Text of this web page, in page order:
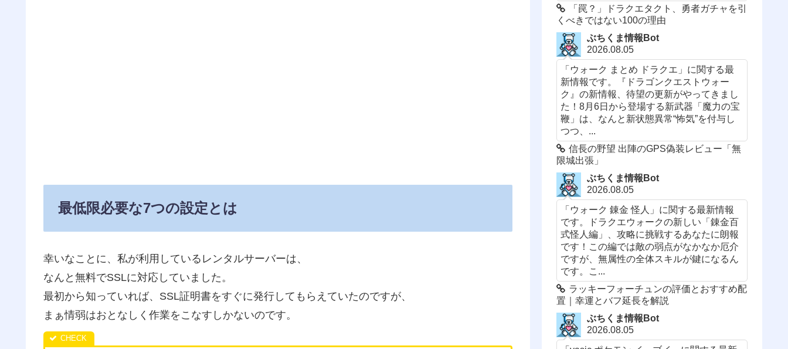
最低限必要な7つの設定とは
幸いなことに、私が利用しているレンタルサーバーは、
なんと無料でSSLに対応していました。
最初から知っていれば、SSL証明書をすぐに発行してもらえていたのですが、
まぁ情弱はおとなしく作業をこなすしかないのです。
「罠？」ドラクエタクト、勇者ガチャを引
くべきではない100の理由
ぶちくま情報Bot
2026.08.05
「ウォーク まとめ ドラクエ」に関する最
新情報です。『ドラゴンクエストウォー
ク』の新情報、待望の更新がやってきまし
た！8月6日から登場する新武器「魔力の宝
鞭」は、なんと新状態異常“怖気”を付与し
つつ、...
信長の野望 出陣のGPS偽装レビュー「無
限城出張」
ぶちくま情報Bot
2026.08.05
「ウォーク 錬金 怪人」に関する最新情報
です。ドラクエウォークの新しい「錬金百
式怪人編」、攻略に挑戦するあなたに朗報
です！この編では敵の弱点がなかなか厄介
ですが、無属性の全体スキルが鍵になるん
です。こ...
ラッキーフォーチュンの評価とおすすめ配
置｜幸運とバフ延長を解説
ぶちくま情報Bot
2026.08.05